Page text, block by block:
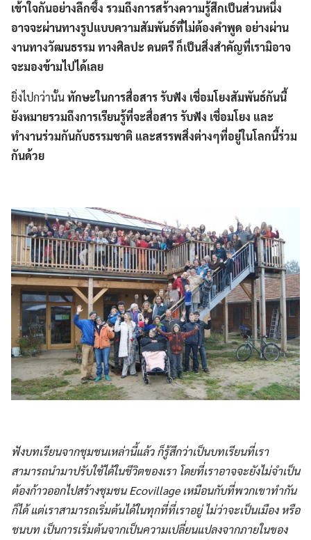
เข้าใจกันอย่างลึกซึ้ง รวมถึงการสร้างความรู้สึกเป็นส่วนหนึ่ง
อาจจะผ่านทางรูปแบบความสัมพันธ์ที่ไม่ต้องคำพูด อย่างผ่าน
งานทางวัฒนธรรม ทางศิลปะ ดนตรี ก็เป็นสิ่งสำคัญที่เรามิอาจ
จะมองข้ามไปได้เลย
ยิ่งไปกว่านั้นทักษะในการสื่อสาร รับฟัง เชื่อมโยงสัมพันธ์กันนี้
ยังหมายรวมถึงการเรียนรู้ที่จะสื่อสาร รับฟัง เชื่อมโยง และ
ทำงานร่วมกันกับธรรมชาติ และสรรพสิ่งต่างๆที่อยู่ในโลกนี้ร่วม
กันด้วย
ฟังบทเรียนจากชุมชนเหล่านี้แล้ว ก็รู้สึกว่าเป็นบทเรียนที่เรา
สามารถนำมาปรับใช้ได้ในชีวิตของเรา โดยที่เราอาจจะยังไม่จำเป็น
ต้องก้าวออกไปสร้างชุมชน Ecovillage เหมือนกับที่พวกเขาทำกัน
ก็ได้ แต่เราสามารถเริ่มต้นได้ในทุกที่ที่เราอยู่ ไม่ว่าจะเป็นเมือง หรือ
ชนบท เป็นการเริ่มต้นจากเป็นความเปลี่ยนแปลงจากภายในของ